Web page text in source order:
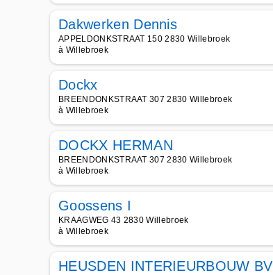
Dakwerken Dennis
APPELDONKSTRAAT 150 2830 Willebroek
à Willebroek
Dockx
BREENDONKSTRAAT 307 2830 Willebroek
à Willebroek
DOCKX HERMAN
BREENDONKSTRAAT 307 2830 Willebroek
à Willebroek
Goossens I
KRAAGWEG 43 2830 Willebroek
à Willebroek
HEUSDEN INTERIEURBOUW BV